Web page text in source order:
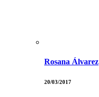
Rosana Álvarez
20/03/2017